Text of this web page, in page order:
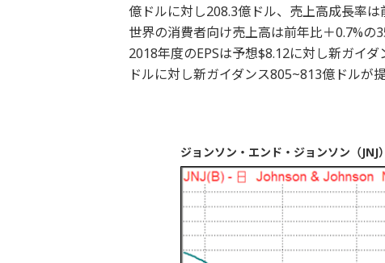
億ドルに対し208.3億ドル、売上高成長率は
世界の消費者向け売上高は前年比＋0.7%の
2018年度のEPSは予想$8.12に対し新ガイ
ドルに対し新ガイダンス805~813億ドルが
ジョンソン・エンド・ジョンソン（JNJ